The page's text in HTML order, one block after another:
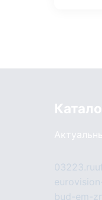
03223.ru
bud-em-